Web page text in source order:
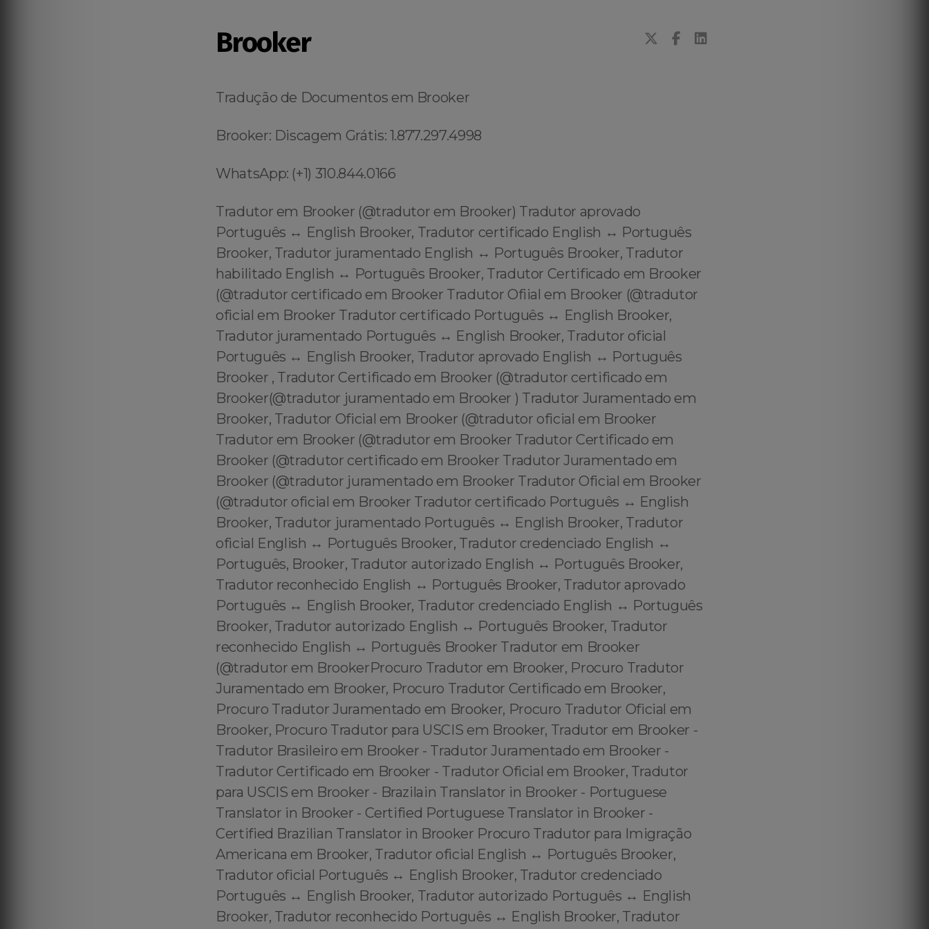
Brooker
Tradução de Documentos em Brooker
Brooker: Discagem Grátis: 1.877.297.4998
WhatsApp: (+1) 310.844.0166
Tradutor em Brooker (@tradutor em Brooker) Tradutor aprovado
Português ↔️ English Brooker, Tradutor certificado English ↔️ Português
Brooker, Tradutor juramentado English ↔️ Português Brooker, Tradutor
habilitado English ↔️ Português Brooker, Tradutor Certificado em Brooker
(@tradutor certificado em Brooker Tradutor Ofiial em Brooker (@tradutor
oficial em Brooker Tradutor certificado Português ↔️ English Brooker,
Tradutor juramentado Português ↔️ English Brooker, Tradutor oficial
Português ↔️ English Brooker, Tradutor aprovado English ↔️ Português
Brooker , Tradutor Certificado em Brooker (@tradutor certificado em
Brooker(@tradutor juramentado em Brooker ) Tradutor Juramentado em
Brooker, Tradutor Oficial em Brooker (@tradutor oficial em Brooker
Tradutor em Brooker (@tradutor em Brooker Tradutor Certificado em
Brooker (@tradutor certificado em Brooker Tradutor Juramentado em
Brooker (@tradutor juramentado em Brooker Tradutor Oficial em Brooker
(@tradutor oficial em Brooker Tradutor certificado Português ↔️ English
Brooker, Tradutor juramentado Português ↔️ English Brooker, Tradutor
oficial English ↔️ Português Brooker, Tradutor credenciado English ↔️
Português, Brooker, Tradutor autorizado English ↔️ Português Brooker,
Tradutor reconhecido English ↔️ Português Brooker, Tradutor aprovado
Português ↔️ English Brooker, Tradutor credenciado English ↔️ Português
Brooker, Tradutor autorizado English ↔️ Português Brooker, Tradutor
reconhecido English ↔️ Português Brooker Tradutor em Brooker
(@tradutor em BrookerProcuro Tradutor em Brooker, Procuro Tradutor
Juramentado em Brooker, Procuro Tradutor Certificado em Brooker,
Procuro Tradutor Juramentado em Brooker, Procuro Tradutor Oficial em
Brooker, Procuro Tradutor para USCIS em Brooker, Tradutor em Brooker -
Tradutor Brasileiro em Brooker - Tradutor Juramentado em Brooker -
Tradutor Certificado em Brooker - Tradutor Oficial em Brooker, Tradutor
para USCIS em Brooker - Brazilain Translator in Brooker - Portuguese
Translator in Brooker - Certified Portuguese Translator in Brooker -
Certified Brazilian Translator in Brooker Procuro Tradutor para Imigração
Americana em Brooker, Tradutor oficial English ↔️ Português Brooker,
Tradutor oficial Português ↔️ English Brooker, Tradutor credenciado
Português ↔️ English Brooker, Tradutor autorizado Português ↔️ English
Brooker, Tradutor reconhecido Português ↔️ English Brooker, Tradutor